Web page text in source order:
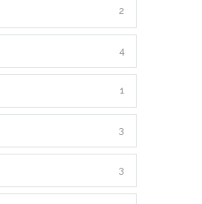
2
4
1
3
3